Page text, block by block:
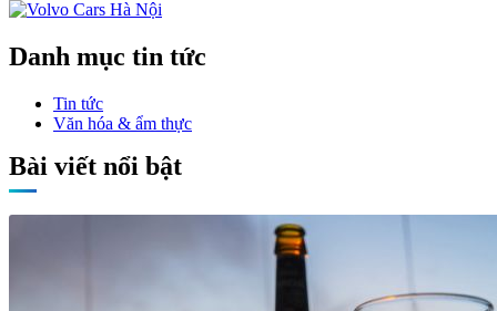
Danh mục tin tức
Tin tức
Văn hóa & ẩm thực
Bài viết nổi bật